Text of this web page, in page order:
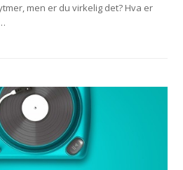
men er du virkelig det? Hva er